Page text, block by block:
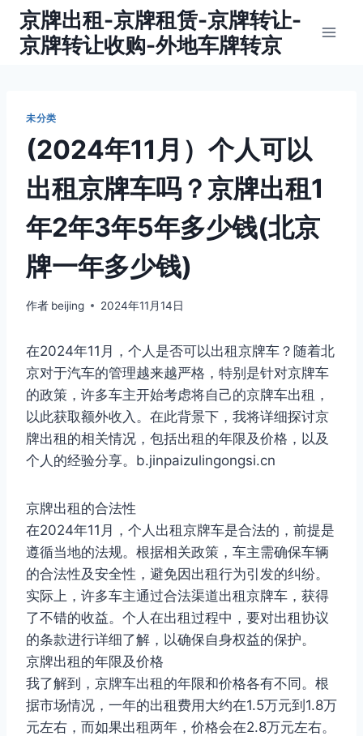
京牌出租-京牌租赁-京牌转让-
京牌转让收购-外地车牌转京
未分类
(2024年11月）个人可以
出租京牌车吗？京牌出租1
年2年3年5年多少钱(北京
牌一年多少钱)
作者 beijing 2024年11月14日
在2024年11月，个人是否可以出租京牌车？随着北
京对于汽车的管理越来越严格，特别是针对京牌车
的政策，许多车主开始考虑将自己的京牌车出租，
以此获取额外收入。在此背景下，我将详细探讨京
牌出租的相关情况，包括出租的年限及价格，以及
个人的经验分享。b.jinpaizulingongsi.cn
京牌出租的合法性
在2024年11月，个人出租京牌车是合法的，前提是
遵循当地的法规。根据相关政策，车主需确保车辆
的合法性及安全性，避免因出租行为引发的纠纷。
实际上，许多车主通过合法渠道出租京牌车，获得
了不错的收益。个人在出租过程中，要对出租协议
的条款进行详细了解，以确保自身权益的保护。
京牌出租的年限及价格
我了解到，京牌车出租的年限和价格各有不同。根
据市场情况，一年的出租费用大约在1.5万元到1.8万
元左右，而如果出租两年，价格会在2.8万元左右。